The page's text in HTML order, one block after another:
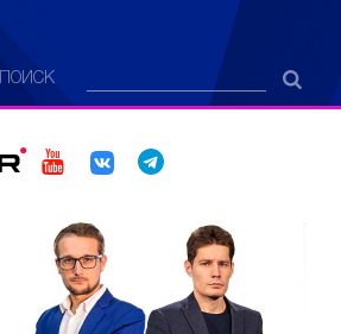
ПОИСК